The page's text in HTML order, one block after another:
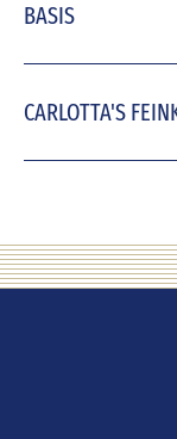
BASIS
CARLOTTA'S